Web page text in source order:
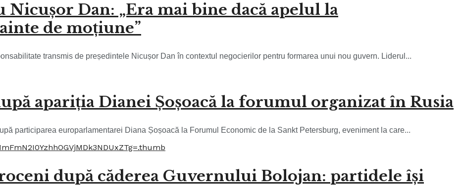
Dan: „Era mai bine dacă apelul la
de moțiune”
transmis de președintele Nicușor Dan în contextul negocierilor pentru formarea unui nou guvern. Liderul...
apariția Dianei Șoșoacă la forumul organizat în Rusia
participarea europarlamentarei Diana Șoșoacă la Forumul Economic de la Sankt Petersburg, eveniment la care...
după căderea Guvernului Bolojan: partidele își